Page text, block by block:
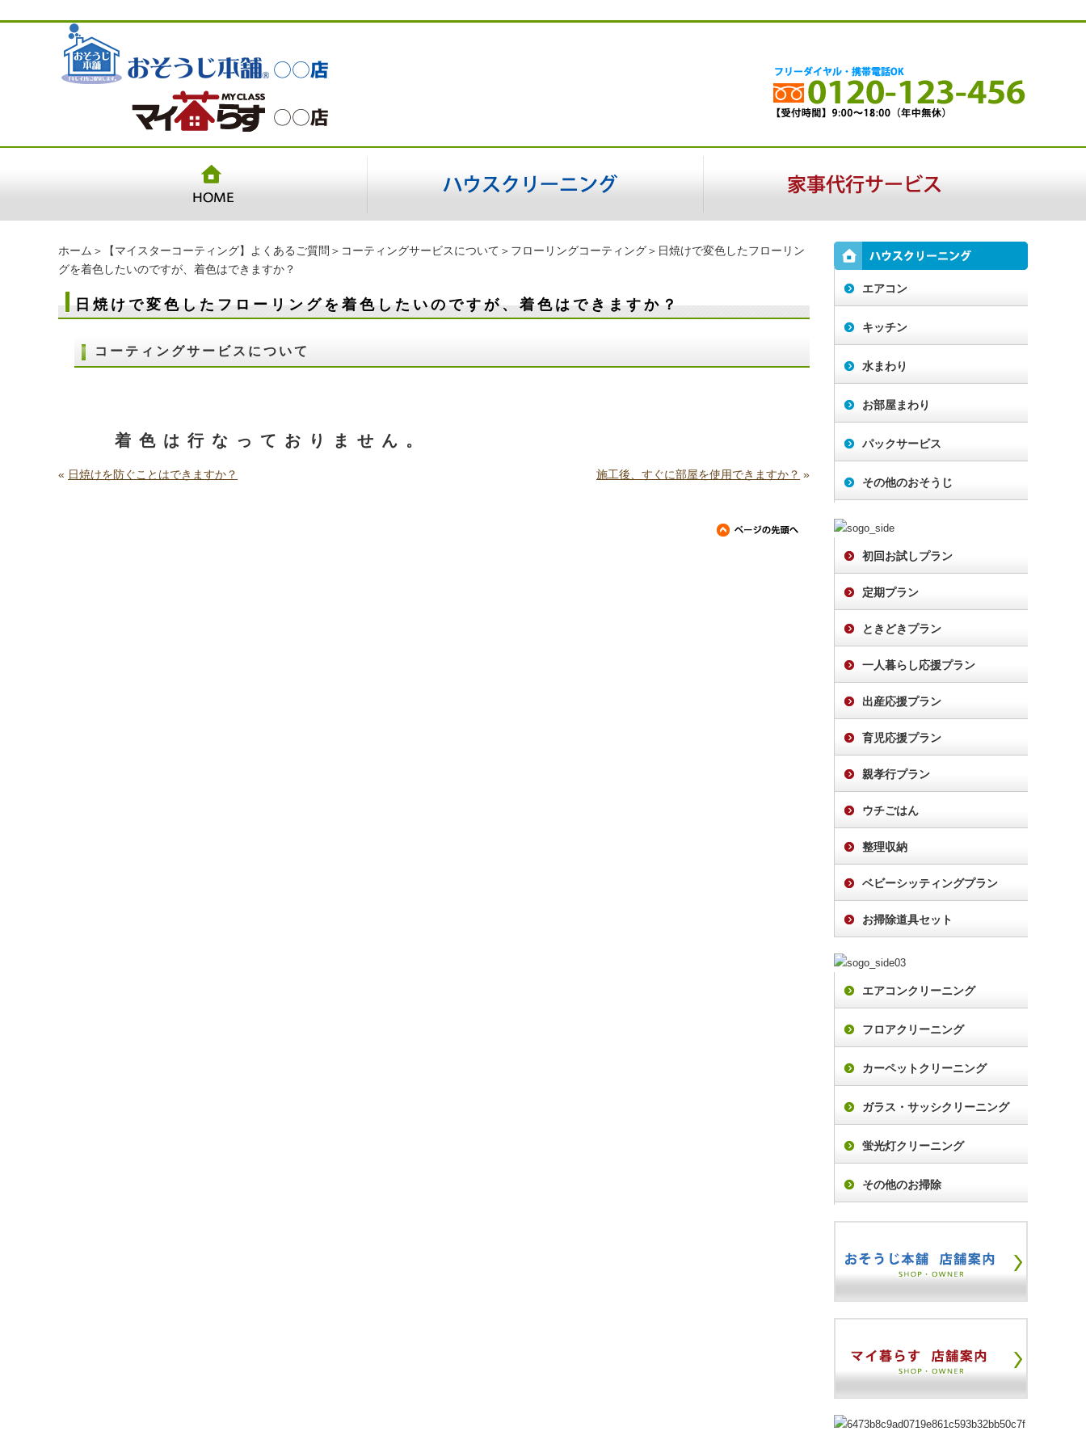
ホーム ＞ 【マイスターコーティング】よくあるご質問 ＞ コーティングサービスについて ＞ フローリングコーティング＞日焼けで変色したフローリン
グを着色したいのですが、着色はできますか？
日焼けで変色したフローリングを着色したいのですが、着色はできますか？
コーティングサービスについて
着色は行なっておりません。
« 日焼けを防ぐことはできますか？ 施工後、すぐに部屋を使用できますか？ »
エアコン
キッチン
水まわり
お部屋まわり
パックサービス
その他のおそうじ
初回お試しプラン
定期プラン
ときどきプラン
一人暮らし応援プラン
出産応援プラン
育児応援プラン
親孝行プラン
ウチごはん
整理収納
ベビーシッティングプラン
お掃除道具セット
エアコンクリーニング
フロアクリーニング
カーペットクリーニング
ガラス・サッシクリーニング
蛍光灯クリーニング
その他のお掃除